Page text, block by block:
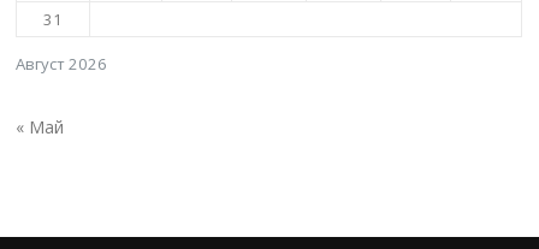
Август 2026
31
« Май